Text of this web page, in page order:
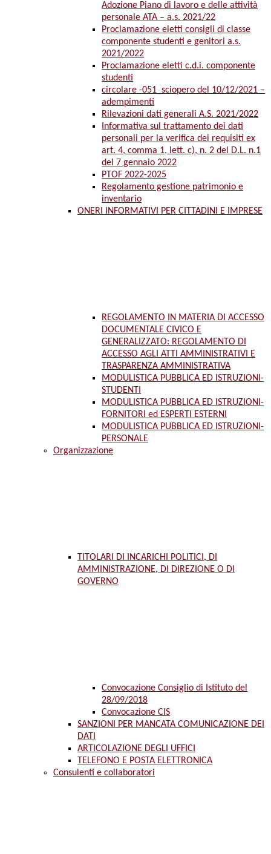
Adozione Piano di lavoro e delle attività
personale ATA – a.s. 2021/22
Proclamazione eletti consigli di classe
componente studenti e genitori a.s.
2021/2022
Proclamazione eletti c.d.i. componente
studenti
circolare -051_sciopero del 10/12/2021 –
adempimenti
Rilevazioni dati generali A.S. 2021/2022
Informativa sul trattamento dei dati
personali per la verifica dei requisiti ex
art. 4, comma 1, lett. c), n. 2 del D.L. n.1
del 7 gennaio 2022
PTOF 2022-2025
Regolamento gestione patrimonio e
inventario
ONERI INFORMATIVI PER CITTADINI E IMPRESE
REGOLAMENTO IN MATERIA DI ACCESSO
DOCUMENTALE CIVICO E
GENERALIZZATO: REGOLAMENTO DI
ACCESSO AGLI ATTI AMMINISTRATIVI E
TRASPARENZA AMMINISTRATIVA
MODULISTICA PUBBLICA ED ISTRUZIONI-
STUDENTI
MODULISTICA PUBBLICA ED ISTRUZIONI-
FORNITORI ed ESPERTI ESTERNI
MODULISTICA PUBBLICA ED ISTRUZIONI-
PERSONALE
Organizzazione
TITOLARI DI INCARICHI POLITICI, DI
AMMINISTRAZIONE, DI DIREZIONE O DI
GOVERNO
Convocazione Consiglio di Istituto del
28/09/2018
Convocazione CIS
SANZIONI PER MANCATA COMUNICAZIONE DEI
DATI
ARTICOLAZIONE DEGLI UFFICI
TELEFONO E POSTA ELETTRONICA
Consulenti e collaboratori